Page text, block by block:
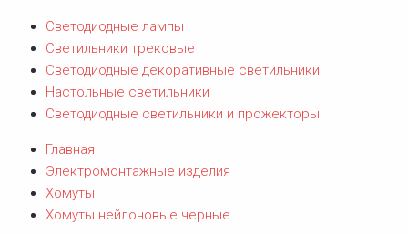
Светодиодные лампы
Светильники трековые
Светодиодные декоративные светильники
Настольные светильники
Светодиодные светильники и прожекторы
Главная
Электромонтажные изделия
Хомуты
Хомуты нейлоновые черные